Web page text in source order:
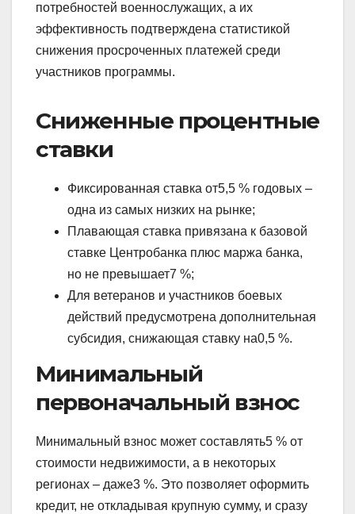
потребностей военнослужащих, а их
эффективность подтверждена статистикой
снижения просроченных платежей среди
участников программы.
Сниженные процентные
ставки
Фиксированная ставка от5,5 % годовых –
одна из самых низких на рынке;
Плавающая ставка привязана к базовой
ставке Центробанка плюс маржа банка,
но не превышает7 %;
Для ветеранов и участников боевых
действий предусмотрена дополнительная
субсидия, снижающая ставку на0,5 %.
Минимальный
первоначальный взнос
Минимальный взнос может составлять5 % от
стоимости недвижимости, а в некоторых
регионах – даже3 %. Это позволяет оформить
кредит, не откладывая крупную сумму, и сразу